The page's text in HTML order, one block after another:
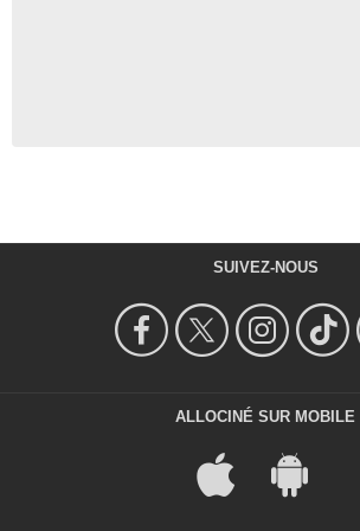
SUIVEZ-NOUS
ALLOCINÉ SUR MOBILE